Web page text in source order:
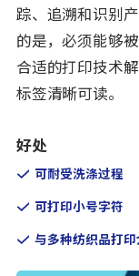
踪、追溯和识别
的是，必须能够
合适的打印技术
标签清晰可读。
好处
可耐受洗涤过程
可打印小号字符
与多种纺织品打